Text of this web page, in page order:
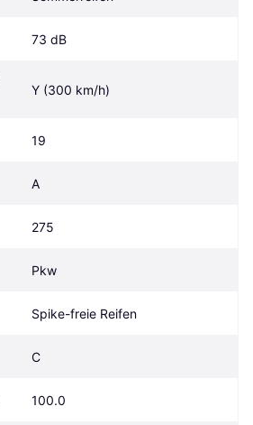
73 dB
Y (300 km/h)
19
A
275
Pkw
Spike-freie Reifen
C
100.0